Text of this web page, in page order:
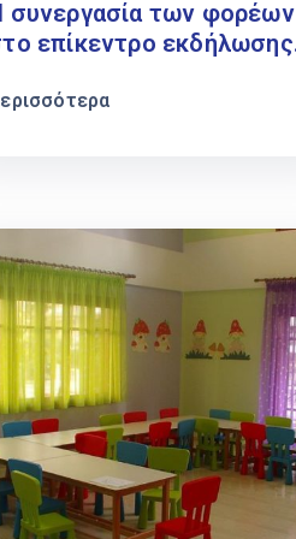
συνεργασία των φορέων
επίκεντρο εκδήλωσης
προσφυγικής και